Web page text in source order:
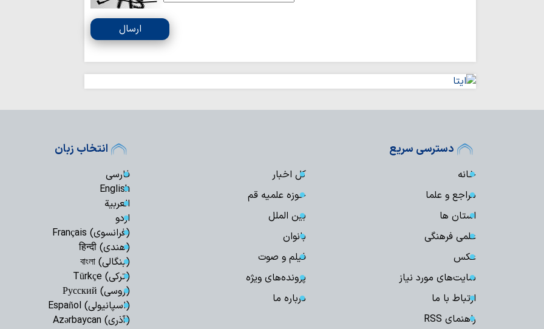
ارسال
دسترسی سریع
خانه
کل اخبار
مراجع و علما
حوزه علمیه قم
استان ها
بین الملل
علمی فرهنگی
بانوان
عکس
فیلم و صوت
سایت‌های مورد نیاز
پرونده‌های ویژه
ارتباط با ما
درباره ما
راهنمای RSS
انتخاب زبان
فارسی
English
العربیة
اردو
(فرانسوی) Français
(هندی) हिन्दी
(بنگالی) বাংলা
(ترکی) Türkçe
(روسی) Русский
(اسپانیولی) Español
(آذری) Azərbaycan